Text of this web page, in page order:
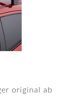
original ab